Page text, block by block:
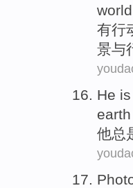
world
有行
景与
He
他总